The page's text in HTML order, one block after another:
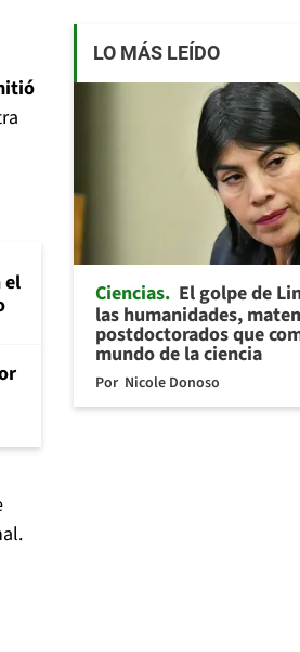
el
LO MÁS LEÍDO
Ciencias El golpe de
las humanidades,
postdoctorados que
mundo de la ciencia
Por Nicole Donoso